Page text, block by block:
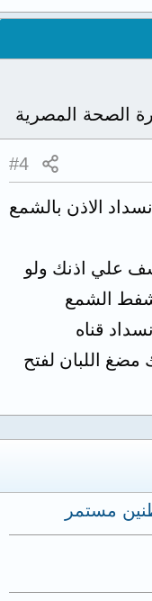
الصحة المصرية
#4
الاذن بالشمع
علي اذنك ولو
الشمع
قناه
اللبان لفتح
مستمر